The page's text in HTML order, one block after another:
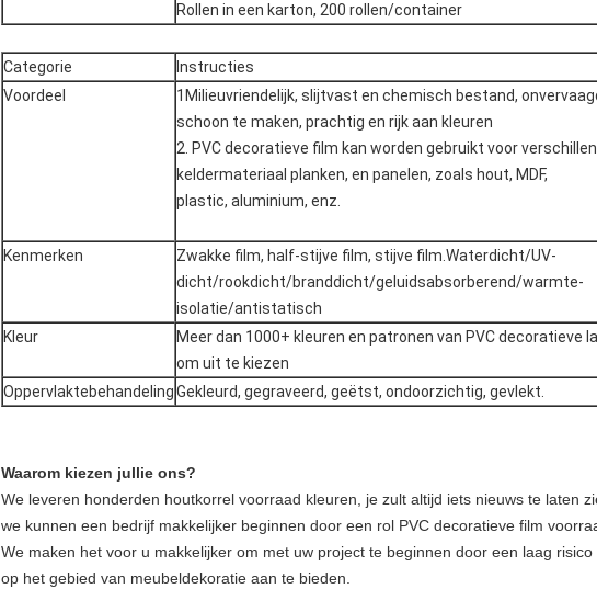
Rollen in een karton, 200 rollen/container
Categorie
Instructies
Voordeel
1Milieuvriendelijk, slijtvast en chemisch bestand,
schoon te maken, prachtig en rijk aan kleuren
2. PVC decoratieve film kan worden gebruikt voor
keldermateriaal planken, en panelen, zoals hout, MDF,
plastic, aluminium, enz.
Kenmerken
Zwakke film, half-stijve film, stijve film.Waterdicht/UV-
dicht/rookdicht/branddicht/geluidsabsorberend/warmte-
isolatie/antistatisch
Kleur
Meer dan 1000+ kleuren en patronen van PVC decoratieve
om uit te kiezen
OppervlaktebehandelingGekleurd, gegraveerd, geëtst, ondoorzichtig, gevlekt.
Waarom kiezen jullie ons?
We leveren honderden houtkorrel voorraad kleuren, je zult altijd iets nieuws te laten
we kunnen een bedrijf makkelijker beginnen door een rol PVC decoratieve film
We maken het voor u makkelijker om met uw project te beginnen door een laag
op het gebied van meubeldekoratie aan te bieden.